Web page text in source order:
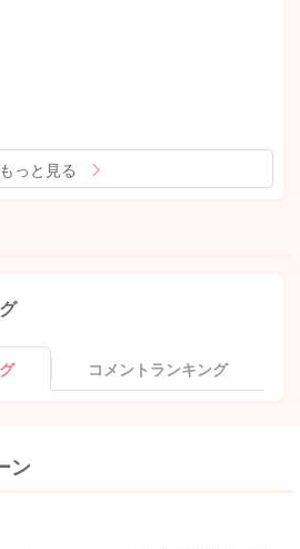
もっと見る
コメントランキング
ン